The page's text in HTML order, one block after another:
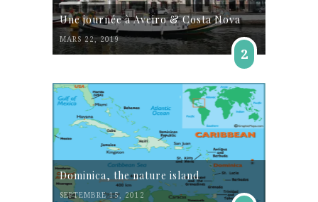
Une journée à Aveiro & Costa Nova
MARS 22, 2019
2
Dominica, the nature island
SEPTEMBRE 15, 2012